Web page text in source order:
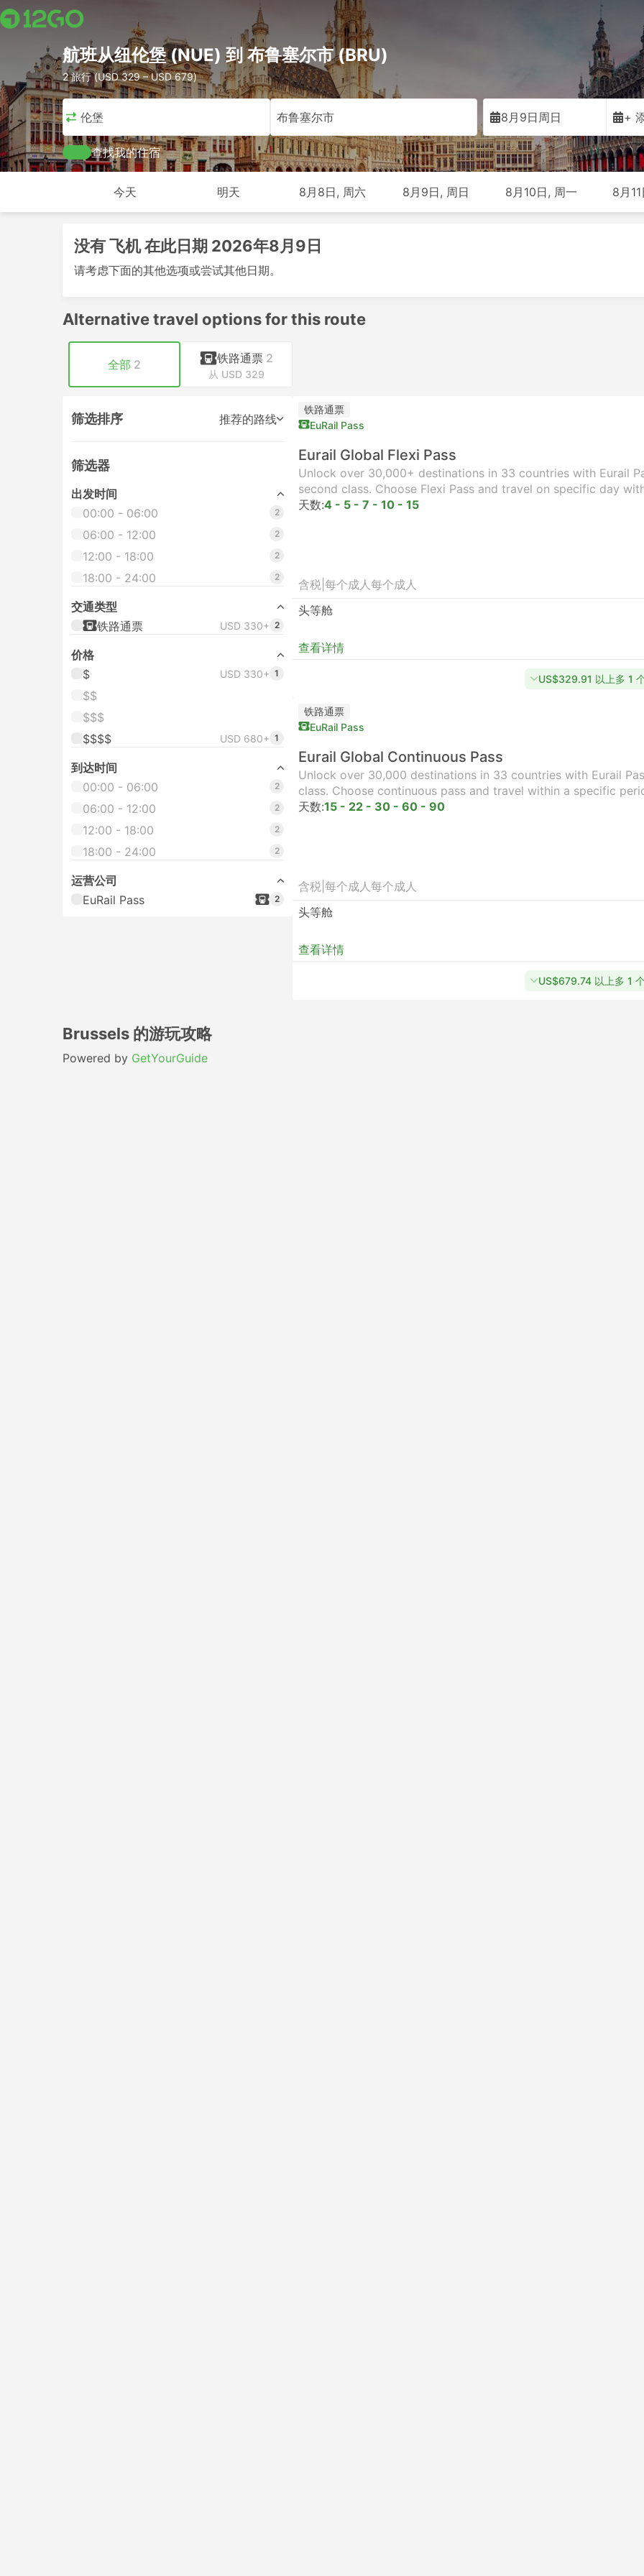
航班从纽伦堡 (NUE) 到 布鲁塞尔市 (BRU)
2 旅行 (USD 329 – USD 679)
纽伦堡 布鲁塞尔市 8月9日周日 +
查找我的住宿
今天 明天 8月8日, 周六 8月9日, 周日 8月10日, 周一 8月
没有 飞机 在此日期 2026年8月9日
请考虑下面的其他选项或尝试其他日期。
Alternative travel options for this route
全部 2 铁路通票 2
从 USD 329
筛选排序 推荐的路线
筛选器
出发时间
00:00 - 06:00
2
06:00 - 12:00 2
12:00 - 18:00 2
18:00 - 24:00 2
交通类型
铁路通票
USD 330+ 2
价格
$
USD 330+ 1
$$
$$$
$$$$
USD 680+ 1
到达时间
00:00 - 06:00
2
06:00 - 12:00 2
12:00 - 18:00 2
18:00 - 24:00 2
运营公司
EuRail Pass
2
铁路通票
EuRail Pass
Eurail Global Flexi Pass
Unlock over 30,000+ destinations in 33 countries with Eurail
second class. Choose Flexi Pass and travel on specific day
天数:4 - 5 - 7 - 10 - 15
含税 每个成人每个成人
头等舱
查看详情
US$329.91 以上多 1
铁路通票
EuRail Pass
Eurail Global Continuous Pass
Unlock over 30,000 destinations in 33 countries with Eurail
class. Choose continuous pass and travel within a specific
天数:15 - 22 - 30 - 60 - 90
含税 每个成人每个成人
头等舱
查看详情
US$679.74 以上多 1
Brussels 的游玩攻略
Powered by GetYourGuide